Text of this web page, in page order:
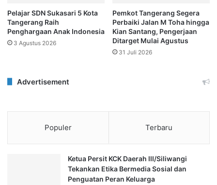
Pelajar SDN Sukasari 5 Kota
Tangerang Raih
Penghargaan Anak Indonesia
3 Agustus 2026
Pemkot Tangerang Segera
Perbaiki Jalan M Toha hingga
Kian Santang, Pengerjaan
Ditarget Mulai Agustus
31 Juli 2026
Advertisement
Populer Terbaru
Ketua Persit KCK Daerah III/Siliwangi
Tekankan Etika Bermedia Sosial dan
Penguatan Peran Keluarga